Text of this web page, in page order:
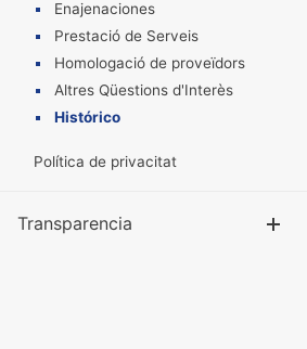
Enajenaciones
Prestació de Serveis
Homologació de proveïdors
Altres Qüestions d'Interès
Histórico
Política de privacitat
Transparencia